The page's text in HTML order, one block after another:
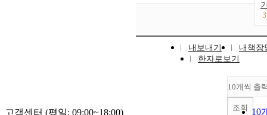
3
내보내기
내책장
한자로보기
10개씩 출
10
조회
고객센터 (평일: 09:00~18:00)